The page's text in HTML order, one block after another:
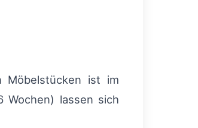
Möbelstücken ist im
Wochen) lassen sich